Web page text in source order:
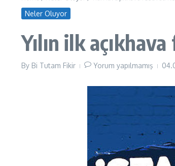
Neler Oluyor
Yılın ilk
By Bi Tutam Fikir Yorum yapılmamış